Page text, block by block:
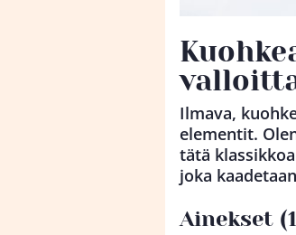
Ilmava,
elementit.
tätä
joka
Ainekset